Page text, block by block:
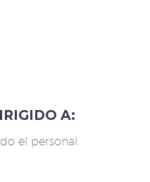
A:
el personal.